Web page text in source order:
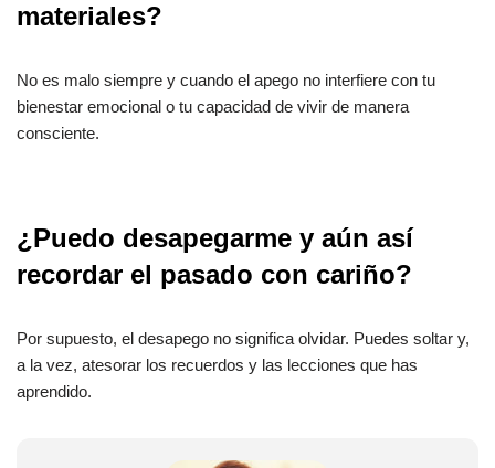
materiales?
No es malo siempre y cuando el apego no interfiere con tu
bienestar emocional o tu capacidad de vivir de manera
consciente.
¿Puedo desapegarme y aún así
recordar el pasado con cariño?
Por supuesto, el desapego no significa olvidar. Puedes soltar y,
a la vez, atesorar los recuerdos y las lecciones que has
aprendido.